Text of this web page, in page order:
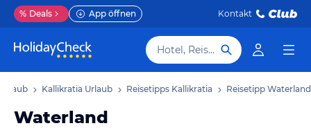
% Deals App öffnen Kontakt
Hotel, Reiseziel
Kallikratia Urlaub Reisetipps Kallikratia Reisetipp Waterland
Waterland